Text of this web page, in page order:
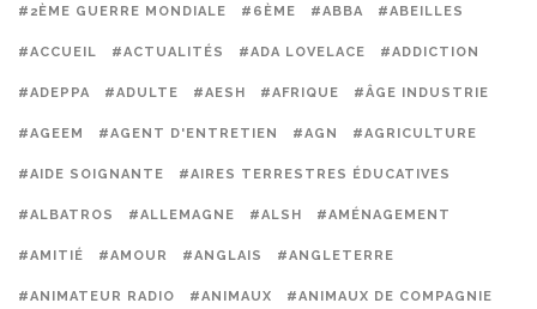
#2ÈME GUERRE MONDIALE #6ÈME #ABBA #ABEILLES
#ACCUEIL #ACTUALITÉS #ADA LOVELACE #ADDICTION
#ADEPPA #ADULTE #AESH #AFRIQUE #ÂGE INDUSTRIE
#AGEEM #AGENT D'ENTRETIEN #AGN #AGRICULTURE
#AIDE SOIGNANTE #AIRES TERRESTRES ÉDUCATIVES
#ALBATROS #ALLEMAGNE #ALSH #AMÉNAGEMENT
#AMITIÉ #AMOUR #ANGLAIS #ANGLETERRE
#ANIMATEUR RADIO #ANIMAUX #ANIMAUX DE COMPAGNIE